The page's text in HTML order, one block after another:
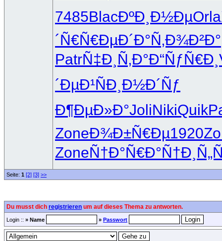
7485BlacÐºÐ¸Ð½ÐµOrla
´Ñ€Ñ€ÐµÐ´Ð°Ñ‚Ð¾Ð²Ð°
PatrÑ‡Ð¸Ñ‚Ð°Ð“ÑƒÑ€Ð¸
´ÐµÐ¹ÑÐ¸Ð½Ð´Ñƒ
Ð¶ÐµÐ»Ð°JoliNikiQuik
ZoneÐ¾Ð±Ñ€Ðµ1920
ZoneÑ†Ð°Ñ€Ð°
Seite: 1 [2] [3] >>
Du musst dich registrieren um auf dieses Thema zu antworten.
Login :: » Name » Passwort